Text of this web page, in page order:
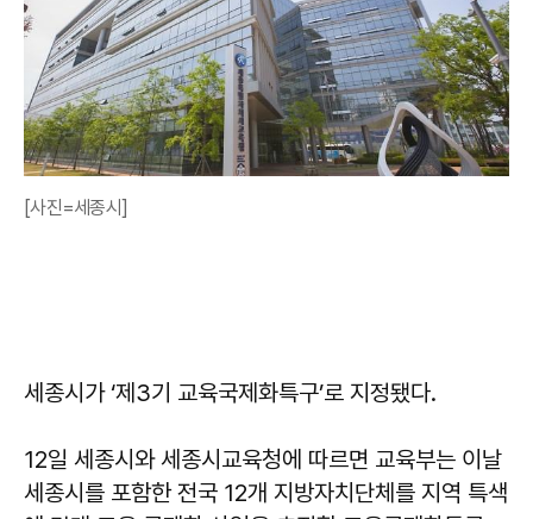
[사진=세종시]
세종시가 ‘제3기 교육국제화특구’로 지정됐다.
12일 세종시와 세종시교육청에 따르면 교육부는 이날
세종시를 포함한 전국 12개 지방자치단체를 지역 특색